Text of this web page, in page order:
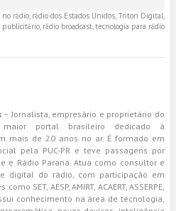
rádio, rádio dos Estados Unidos, Triton Digital,
rádio broadcast, tecnologia para rádio
– Jornalista, empresário e proprietário do
portal brasileiro dedicado à
mais de 20 anos no ar. É formado em
pela PUC-PR e teve passagens por
e Rádio Paraná. Atua como consultor e
digital do rádio, com participação em
SET, AESP, AMIRT, ACAERT, ASSERPE,
conhecimento na área de tecnologia,